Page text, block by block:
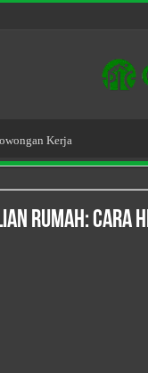
Kerja
Rumah: Cara